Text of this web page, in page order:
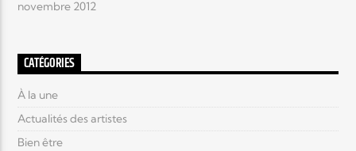
novembre 2012
CATÉGORIES
À la une
Actualités des artistes
Bien être